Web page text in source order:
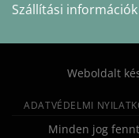
Szállítási információk
Weboldalt
ADATVÉDELMI
Minden jog